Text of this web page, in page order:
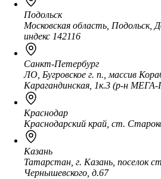
Подольск
Московская область, Подольск,
индекс 142116
Санкт-Петербург
ЛО, Бугровское г. п., массив
Карагандинская, 1к.3 (р-н
Краснодар
Краснодарский край, ст.
Казань
Татарстан, г. Казань, поселок
Чернышевского, д.67